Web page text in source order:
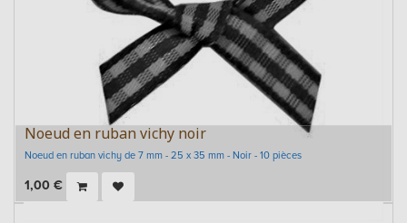
Noeud en ruban vichy noir
Noeud en ruban vichy de 7 mm - 25 x 35 mm - Noir - 10 pièces
1,00 €